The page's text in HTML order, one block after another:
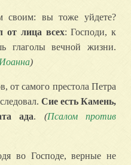
своим: вы тоже уйдете?
от лица всех: Господи, к
глаголы вечной жизни.
)
от самого престола Петра
Сие есть Камень,
ада. (Псалом против
во Господе, верные не